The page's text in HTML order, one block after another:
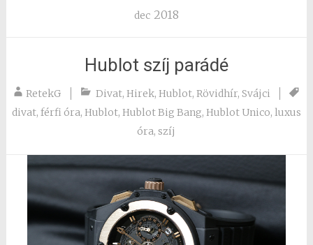
dec 2018
Hublot szíj parádé
RetekG Divat, Hirek, Hublot, Rövidhír, Svájci
divat, férfi óra, Hublot, Hublot Big Bang, Hublot Unico, luxus
óra,szíj